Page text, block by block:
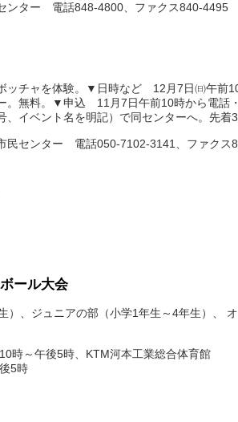
ンター 電話848-4800、ファクス840-4495
ッチャを体験。▼日時など 12月7日㈰午前
。無料。▼申込 11月7日午前10時から電話
、イベント名を明記）で同センターへ。先着
民センター 電話050-7102-3141、ファクス
ール大会
）、ジュニアの部（小学1年生～4年生）、
時～午後5時、KTM河本工業総合体育館
5時